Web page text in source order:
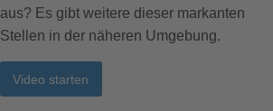
aus? Es gibt weitere dieser markanten
Stellen in der näheren Umgebung.
Video starten